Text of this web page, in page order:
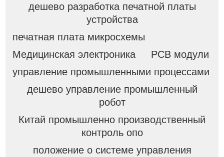
дешево разработка печатной платы
устройства
печатная плата микросхемы
Медицинская электроника
PCB модули
управление промышленными процессами
дешево управление промышленный
робот
Китай промышленно производственный
контроль опо
положение о системе управления